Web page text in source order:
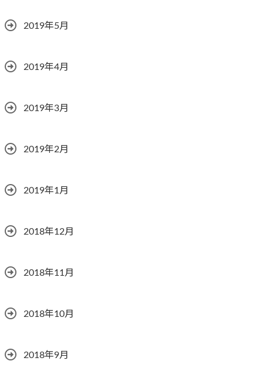
2019年5月
2019年4月
2019年3月
2019年2月
2019年1月
2018年12月
2018年11月
2018年10月
2018年9月